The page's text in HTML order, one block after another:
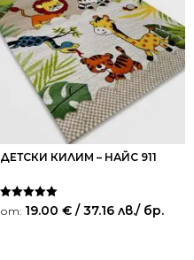
ДЕТСКИ КИЛИМ – НАЙС 911
Оценено на
5.00
от: 19.00 € / 37.16 лв./ бр.